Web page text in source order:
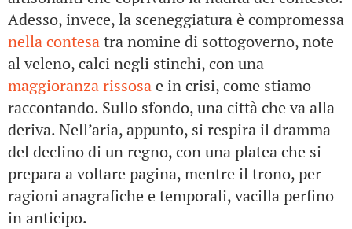
Adesso, invece, la sceneggiatura è compromessa
nella contesatra nomine di sottogoverno, note
al veleno, calci negli stinchi, con una
maggioranza rissosae in crisi, come stiamo
raccontando. Sullo sfondo, una città che va alla
deriva. Nell’aria, appunto, si respira il dramma
del declino di un regno, con una platea che si
prepara a voltare pagina, mentre il trono, per
ragioni anagrafiche e temporali, vacilla perfino
in anticipo.